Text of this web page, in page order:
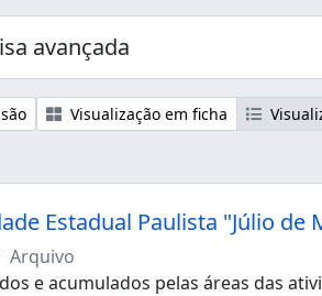
avançada
Visualização em ficha
Estadual Paulista "Júlio de
Arquivo
e acumulados pelas áreas das